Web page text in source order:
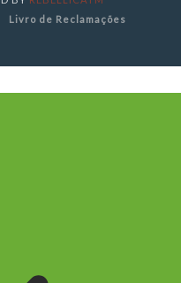
Livro de Reclamações